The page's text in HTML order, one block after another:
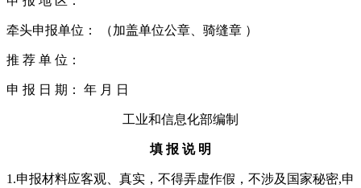
牵头申报单位： （加盖单位公章、骑缝章 ）
推 荐 单 位：
申 报 日 期： 年 月 日
工业和信息化部编制
填 报 说 明
1.申报材料应客观、真实，不得弄虚作假，不涉及国家秘密,申